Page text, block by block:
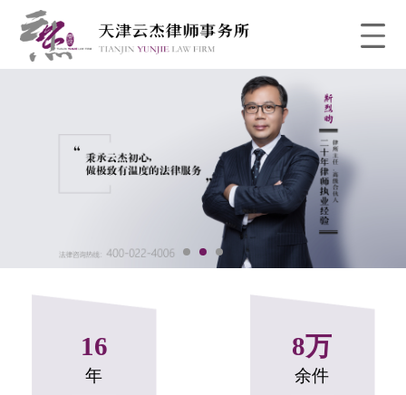
1 2 3
16
年
8万
余件